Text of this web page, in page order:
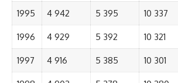
1995 4 942 5 395 10 337
1996 4 929 5 392 10 321
1997 4 916 5 385 10 301